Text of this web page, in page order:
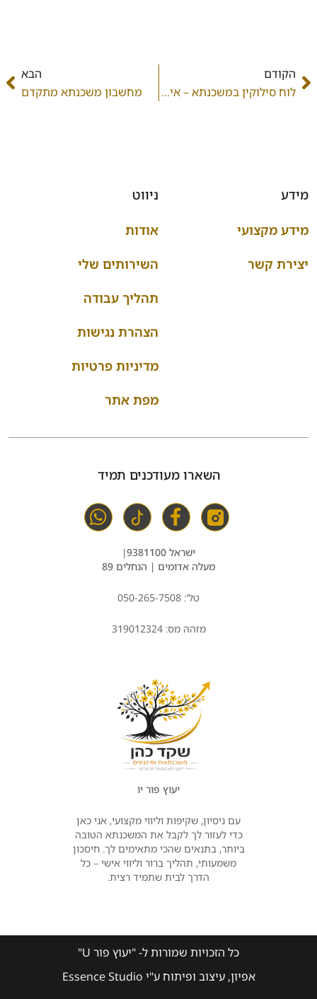
הקודם
לוח סילוקין במשכנתא – איך לבחור את שיטת ההחזר המתאימה ביותר?
הבא
מחשבון משכנתא מתקדם
יעוץ פור יו
עם ניסיון, שקיפות וליווי מקצועי, אני כאן
כדי לעזור לך לקבל את המשכנתא הטובה
ביותר, בתנאים שהכי מתאימים לך. חיסכון
משמעותי, תהליך ברור וליווי אישי – כל
הדרך לבית שתמיד רצית.
ניווט
אודות
השירותים שלי
תהליך עבודה
הצהרת נגישות
מדיניות פרטיות
מפת אתר
מידע
מידע מקצועי
יצירת קשר
השארו מעודכנים תמיד
ישראל 9381100|
מעלה אדומים | הנחלים 89
טל': 50-265-7508⁩0
מזהה מס: 319012324
כל הזכויות שמורות ל- "יעוץ פור U"
אפיון, עיצוב ופיתוח ע"י Essence Studio